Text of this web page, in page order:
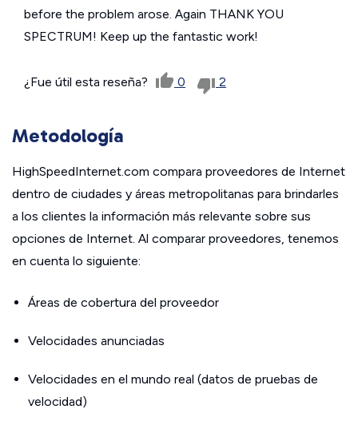
before the problem arose. Again THANK YOU
SPECTRUM! Keep up the fantastic work!
¿Fue útil esta reseña? 0 2
Metodología
HighSpeedInternet.com compara proveedores de Internet
dentro de ciudades y áreas metropolitanas para brindarles
a los clientes la información más relevante sobre sus
opciones de Internet. Al comparar proveedores, tenemos
en cuenta lo siguiente:
Áreas de cobertura del proveedor
Velocidades anunciadas
Velocidades en el mundo real (datos de pruebas de
velocidad)